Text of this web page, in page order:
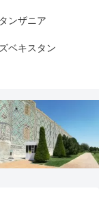
タンザニア
ベキスタン